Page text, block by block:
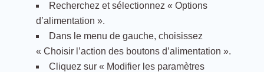
Recherchez et sélectionnez « Options
d’alimentation ».
Dans le menu de gauche, choisissez
« Choisir l’action des boutons d’alimentation ».
Cliquez sur « Modifier les paramètres